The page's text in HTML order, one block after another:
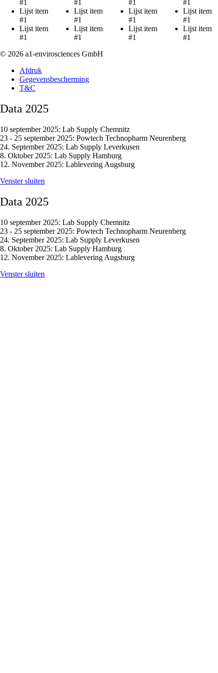
#1
Lijst item
#1
Lijst item
#1
#1
Lijst item
#1
Lijst item
#1
#1
Lijst item
#1
Lijst item
#1
#1
Lijst item
#1
Lijst item
#1
© 2026 a1-envirosciences GmbH
Afdruk
Gegevensbescherming
T&C
Data 2025
10 september 2025: Lab Supply Chemnitz
23 - 25 september 2025: Powtech Technopharm Neurenberg
24. September 2025: Lab Supply Leverkusen
8. Oktober 2025: Lab Supply Hamburg
12. November 2025: Lablevering Augsburg
Venster sluiten
Data 2025
10 september 2025: Lab Supply Chemnitz
23 - 25 september 2025: Powtech Technopharm Neurenberg
24. September 2025: Lab Supply Leverkusen
8. Oktober 2025: Lab Supply Hamburg
12. November 2025: Lablevering Augsburg
Venster sluiten